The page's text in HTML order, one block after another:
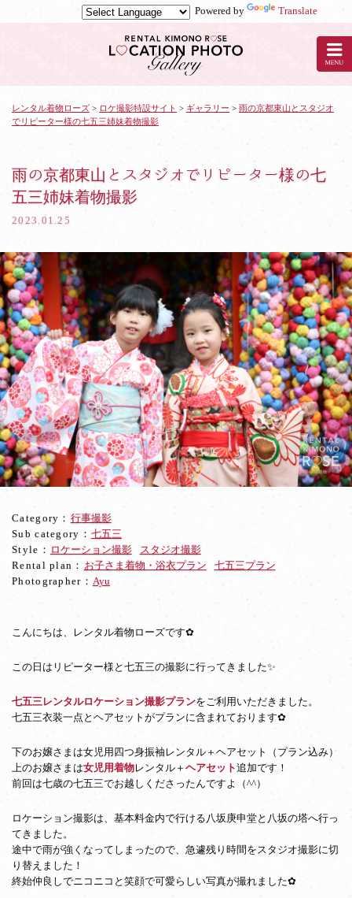
Powered by
Translate
ル
ー
ケ
撮
影：
雨
の
京
都
東
山
と
ス
タ
ジ
オ
で
リ
の
姉
レンタル着物ローズ > ロケ撮影特設サイト > ギャラリー > 雨の京都東山とスタジオ
でリピーター様の七五三姉妹着物撮影
雨の京都東山とスタジオでリピーター様の七
五三姉妹着物撮影
2023.01.25
Category： 行事撮影
Sub category： 七五三
Style： ロケーション撮影
スタジオ撮影
Rental plan： お子さま着物・浴衣プラン
七五三プラン
Photographer： Ayu
こんにちは、レンタル着物ローズです✿
この日はリピーター様と七五三の撮影に行ってきました✨
七五三レンタルロケーション撮影プランをご利用いただきました。
七五三衣装一点とヘアセットがプランに含まれております✿
下のお嬢さまは女児用四つ身振袖レンタル＋ヘアセット（プラン込み）
上のお嬢さまは女児用着物レンタル＋ ヘアセット追加です！
前回は七歳の七五三でお越しくださったんですよ（^^）
ロケーション撮影は、基本料金内で行ける八坂庚申堂と八坂の塔へ行っ
てきました。
途中で雨が強くなってしまったので、急遽残り時間をスタジオ撮影に切
り替えました！
終始仲良しでニコニコと笑顔で可愛らしい写真が撮れました✿